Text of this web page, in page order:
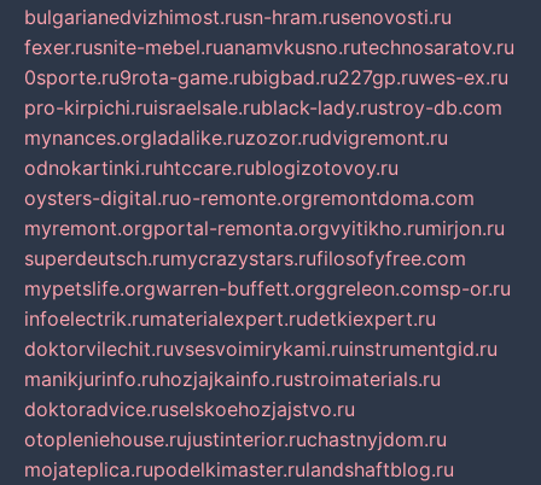
bulgarianedvizhimost.rusn-hram.rusenovosti.ru
fexer.rusnite-mebel.ruanamvkusno.rutechnosaratov.ru
0sporte.ru9rota-game.rubigbad.ru227gp.ruwes-ex.ru
pro-kirpichi.ruisraelsale.rublack-lady.rustroy-db.com
mynances.orgladalike.ruzozor.rudvigremont.ru
odnokartinki.ruhtccare.rublogizotovoy.ru
oysters-digital.ruo-remonte.orgremontdoma.com
myremont.orgportal-remonta.orgvyitikho.rumirjon.ru
superdeutsch.rumycrazystars.rufilosofyfree.com
mypetslife.orgwarren-buffett.orggreleon.comsp-or.ru
infoelectrik.rumaterialexpert.rudetkiexpert.ru
doktorvilechit.ruvsesvoimirykami.ruinstrumentgid.ru
manikjurinfo.ruhozjajkainfo.rustroimaterials.ru
doktoradvice.ruselskoehozjajstvo.ru
otopleniehouse.rujustinterior.ruchastnyjdom.ru
mojateplica.rupodelkimaster.rulandshaftblog.ru